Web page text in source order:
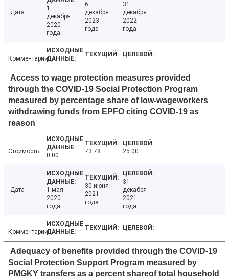
Дата
1
декабря
2020
года
6
декабря
2023
года
31
декабря
2022
года
Комментарии
Access to wage protection measures provided
through the COVID-19 Social Protection Program
measured by percentage share of low-wageworkers
withdrawing funds from EPFO citing COVID-19 as
reason
Стоимость
0.00
73.78 25.00
Дата
1 мая
2020
года
30 июня
2021
года
31
декабря
2021
года
Комментарии
Adequacy of benefits provided through the COVID-19
Social Protection Support Program measured by
PMGKY transfers as a percent shareof total household